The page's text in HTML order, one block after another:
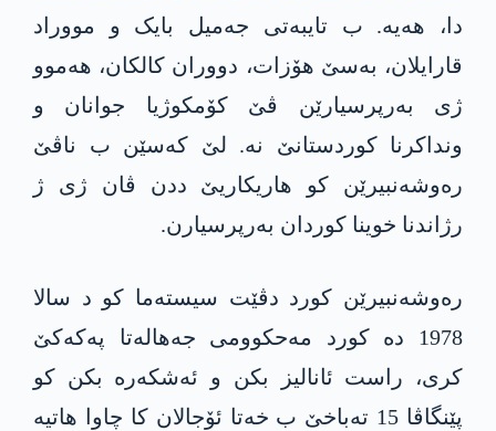
دا، ھەیە. ب تایبەتی جەمیل بایک و مووراد
قارایلان، بەسێ ھۆزات، دووران کالکان، ھەموو
ژی بەرپرسیارێن ڤێ کۆمکوژیا جوانان و
ونداکرنا کوردستانێ نە. لێ کەسێن ب ناڤێ
رەوشەنبیرێن کو ھاریکاریێ ددن ڤان ژی ژ
رژاندنا خوینا کوردان بەرپرسیارن.
رەوشەنبیرێن کورد دڤێت سیستەما کو د سالا
1978 دە کورد مەحکوومی جەھالەتا پەکەکێ
کری، راست ئانالیز بکن و ئەشکەرە بکن کو
پێنگاڤا 15 تەباخێ ب خەتا ئۆجالان کا چاوا ھاتیە